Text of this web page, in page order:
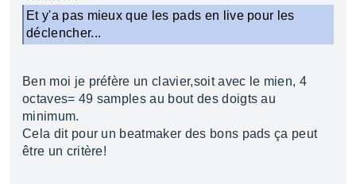
Et y'a pas mieux que les pads en live pour les
déclencher...
Ben moi je préfère un clavier,soit avec le mien, 4
octaves= 49 samples au bout des doigts au
minimum.
Cela dit pour un beatmaker des bons pads ça peut
être un critère!